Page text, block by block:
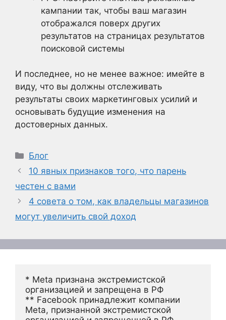
кампании так, чтобы ваш магазин
отображался поверх других
результатов на страницах результатов
поисковой системы
И последнее, но не менее важное: имейте в
виду, что вы должны отслеживать
результаты своих маркетинговых усилий и
основывать будущие изменения на
достоверных данных.
Рубрики
Блог
10 явных признаков того, что парень
честен с вами
4 совета о том, как владельцы магазинов
могут увеличить свой доход
* Meta признана экстремистской
организацией и запрещена в РФ
** Facebook принадлежит компании
Meta, признанной экстремистской